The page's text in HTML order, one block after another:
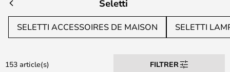
Seletti
SELETTI ACCESSOIRES DE MAISON SELETTI
153 article(s)
FILTRER